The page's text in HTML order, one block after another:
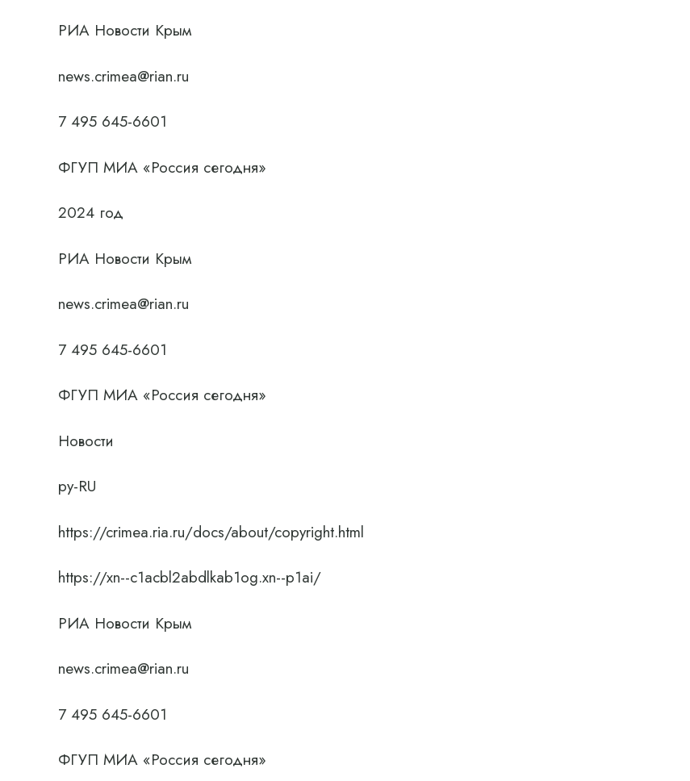
РИА Новости Крым
news.crimea@rian.ru
7 495 645-6601
ФГУП МИА «Россия сегодня»
2024 год
РИА Новости Крым
news.crimea@rian.ru
7 495 645-6601
ФГУП МИА «Россия сегодня»
Новости
ру-RU
https://crimea.ria.ru/docs/about/copyright.html
https://xn--c1acbl2abdlkab1og.xn--p1ai/
РИА Новости Крым
news.crimea@rian.ru
7 495 645-6601
ФГУП МИА «Россия сегодня»